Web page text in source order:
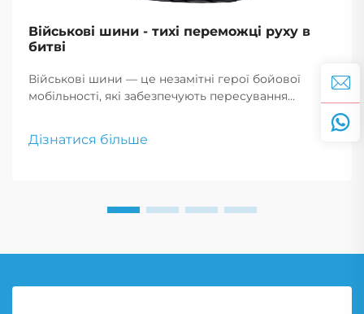
Військові шини - тихі переможці руху в
битві
Військові шини — це незамітні герої бойової
мобільності, які забезпечують пересування
військовослужбовців.
Дізнатися більше